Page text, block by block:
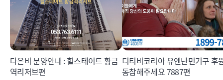
다은비 분양안내 : 힐스테이트 황금
역리저브편
디티비코리아 유엔난민기구 후
동참해주세요 7887편